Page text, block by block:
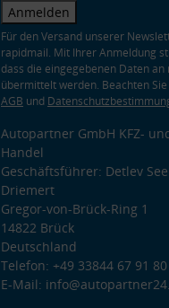
Anmelden
Für den Versand unserer
rapidmail. Mit Ihrer Anmeldung
dass die eingegebenen Daten an
übermittelt werden. Beachten
AGB und
Autopartner GmbH KFZ-
Handel
Geschäftsführer: Detlev
Driemert
Gregor-von-Brück-Ring 1
14822 Brück
Deutschland
Telefon: +49 33844 67 91 80
E-Mail: